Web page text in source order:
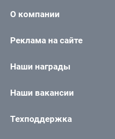
О компании
Реклама на сайте
Наши награды
Наши вакансии
Техподдержка